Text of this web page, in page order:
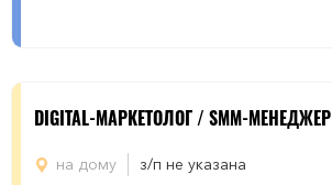
DIGITAL-МАРКЕТОЛОГ / SMM-МЕНЕДЖЕР
на дому з/п не указана